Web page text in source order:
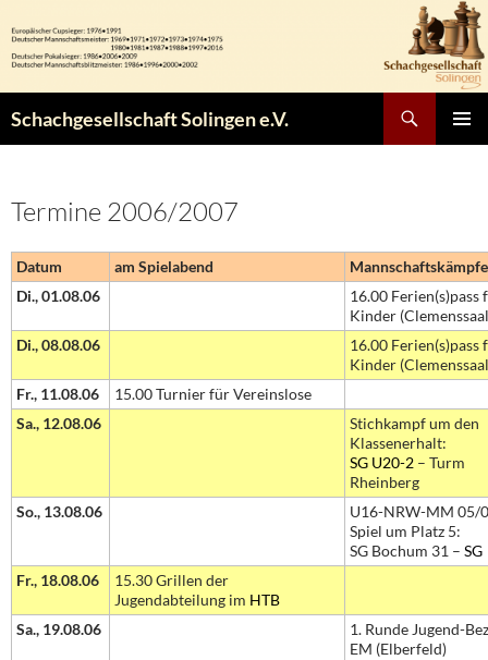
Inhalt
springen
Schachgesellschaft Solingen e.V.
Termine 2006/2007
Datum am Spielabend
Di., 01.08.06
16.00 Ferien(s)pass
Kinder
Di., 08.08.06
16.00 Ferien(s)pass
Kinder
Fr., 11.08.06
15.00 Turnier für Vereinslose
Sa., 12.08.06
Stichkampf um den
Klassenerhalt:
SG U20-2 – Turm
Rheinberg
So., 13.08.06
U16-NRW-MM 05/
Spiel um Platz 5:
SG Bochum 31 – SG
Fr., 18.08.06
15.30 Grillen der
Jugendabteilung im HTB
Sa., 19.08.06
1. Runde Jugend-
EM (Elberfeld)